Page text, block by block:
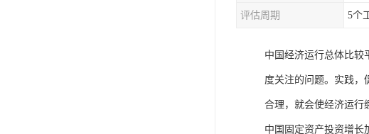
评估周期 5个
中国经济运行总体比较
度关注的问题。实践，
合理，就会使经济运行
中国固定资产投资增长